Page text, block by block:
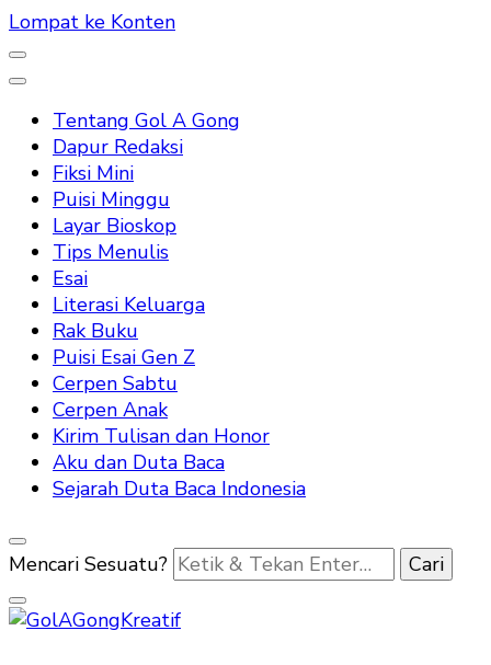
Lompat ke Konten
Tentang Gol A Gong
Dapur Redaksi
Fiksi Mini
Puisi Minggu
Layar Bioskop
Tips Menulis
Esai
Literasi Keluarga
Rak Buku
Puisi Esai Gen Z
Cerpen Sabtu
Cerpen Anak
Kirim Tulisan dan Honor
Aku dan Duta Baca
Sejarah Duta Baca Indonesia
Mencari Sesuatu?